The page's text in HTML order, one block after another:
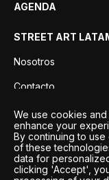
AGENDA
STREET ART
Nosotros
Contacto
Privacidad
We use cookies
enhance your
By continuing to
of these
data for
clicking 'Accept',